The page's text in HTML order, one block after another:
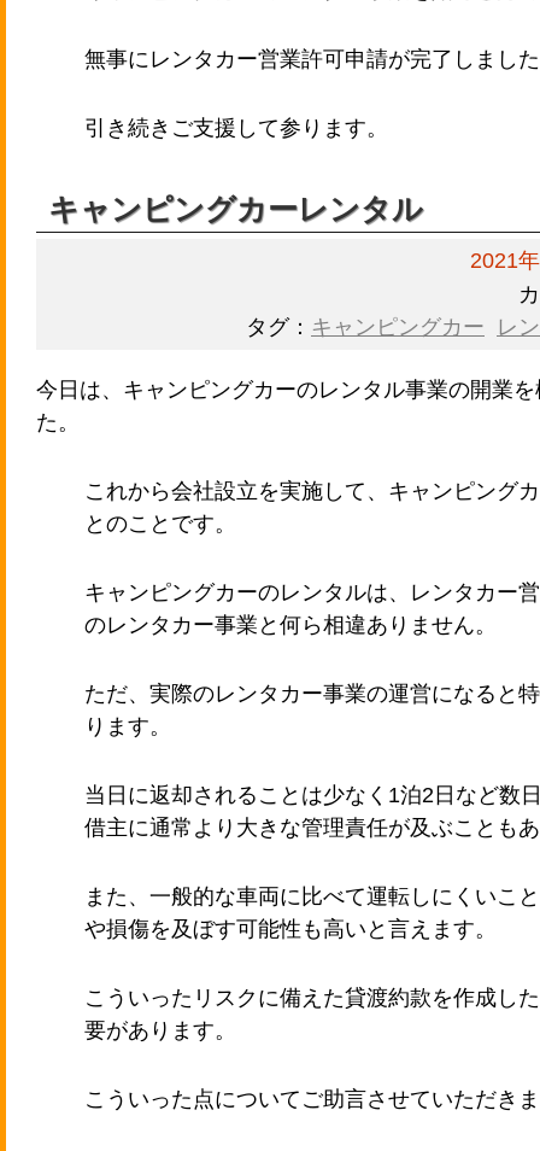
無事にレンタカー営業許可申請が完了しまし
引き続きご支援して参ります。
キャンピングカーレンタル
2021
タグ： キャンピングカー レ
今日は、キャンピングカーのレンタル事業の開業
た。
これから会社設立を実施して、キャンピング
とのことです。
キャンピングカーのレンタルは、レンタカー
のレンタカー事業と何ら相違ありません。
ただ、実際のレンタカー事業の運営になると
ります。
当日に返却されることは少なく1泊2日など数
借主に通常より大きな管理責任が及ぶことも
また、一般的な車両に比べて運転しにくいこ
や損傷を及ぼす可能性も高いと言えます。
こういったリスクに備えた貸渡約款を作成し
要があります。
こういった点についてご助言させていただき